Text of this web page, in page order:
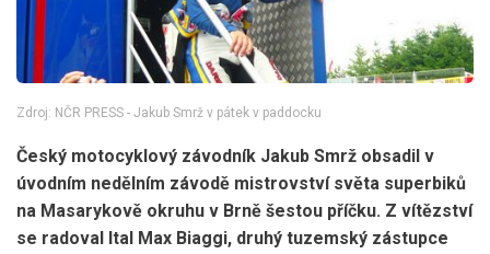
Zdroj: NČR PRESS - Jakub Smrž v pátek v paddocku
Český motocyklový závodník Jakub Smrž obsadil v
úvodním nedělním závodě mistrovství světa superbiků
na Masarykově okruhu v Brně šestou příčku. Z vítězství
se radoval Ital Max Biaggi, druhý tuzemský zástupce